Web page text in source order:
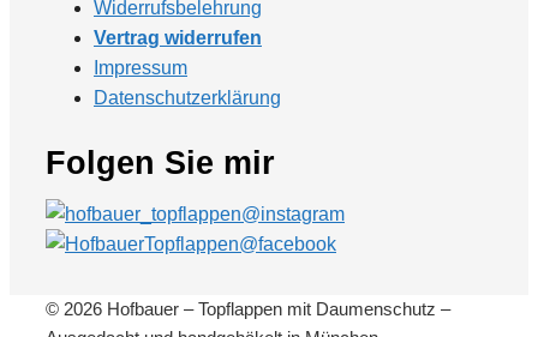
Widerrufsbelehrung
Vertrag widerrufen
Impressum
Datenschutzerklärung
Folgen Sie mir
© 2026 Hofbauer – Topflappen mit Daumenschutz –